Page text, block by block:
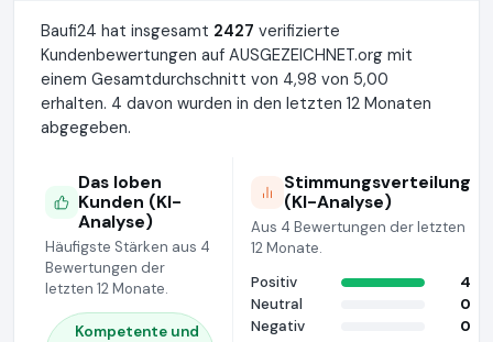
Baufi24 hat insgesamt 2427 verifizierte
Kundenbewertungen auf AUSGEZEICHNET.org mit
einem Gesamtdurchschnitt von 4,98 von 5,00
erhalten. 4 davon wurden in den letzten 12 Monaten
abgegeben.
Das loben
Kunden (KI-
Analyse)
Häufigste Stärken aus 4
Bewertungen der
letzten 12 Monate.
Kompetente und
Stimmungsverteilung
(KI-Analyse)
Aus 4 Bewertungen der letzten
12 Monate.
Positiv
4
Neutral
0
Negativ
0